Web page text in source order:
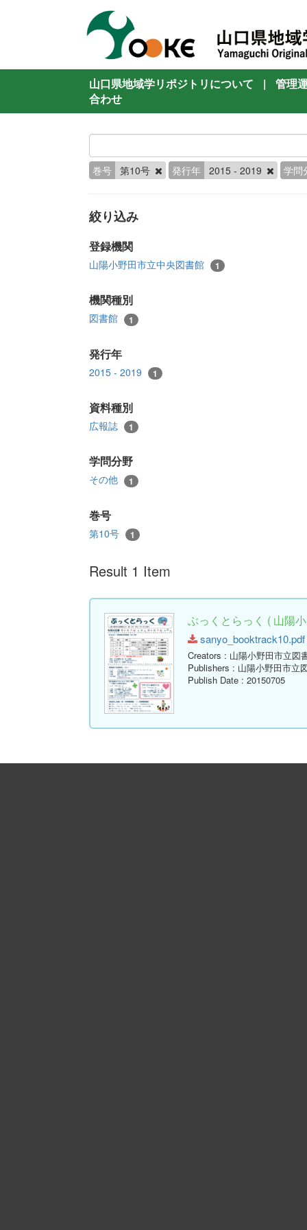
山口県地域学リポジトリについて |
管理
合わせ
巻号 第10号 発行年 2015 - 2019 学問
絞り込み
登録機関
山陽小野田市立中央図書館 1
機関種別
図書館 1
発行年
2015 - 2019 1
資料種別
広報誌 1
学問分野
その他 1
巻号
第10号 1
Result 1 Item
ぶっくとらっく ( 山陽
Creators : 山陽小野田市立図
Publishers : 山陽小野田市立
Publish Date : 20150705